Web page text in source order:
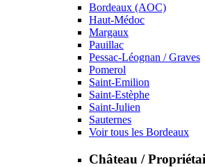
Bordeaux (AOC)
Haut-Médoc
Margaux
Pauillac
Pessac-Léognan / Graves
Pomerol
Saint-Emilion
Saint-Estèphe
Saint-Julien
Sauternes
Voir tous les Bordeaux
Château /